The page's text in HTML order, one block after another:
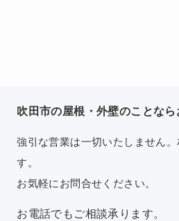
吹田市の屋根・外壁のことな
強引な営業は一切いたしません
す。
お気軽にお問合せください。
お電話でもご相談承ります。